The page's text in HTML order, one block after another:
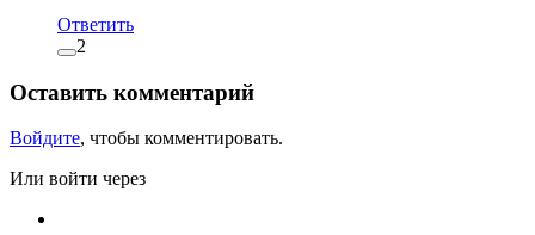
Ответить
2
Оставить комментарий
Войдите, чтобы комментировать.
Или войти через